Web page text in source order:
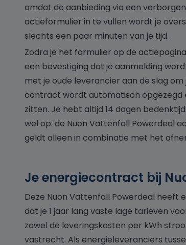
omdat de aanbieding via een
actieformulier in te vullen wordt je
slechts een paar minuten van je tijd.
Zodra je het formulier op de
een bevestiging dat je aanmelding
met je oude leverancier aan de slag
contract wordt automatisch opgezegd
zitten. Je hebt altijd 14 dagen
wel op: de Nuon Vattenfall Powerdeal
geldt alleen in combinatie met het
Je energiecontract bij
Deze Nuon Vattenfall Powerdeal heeft
dat je 1 jaar lang vaste lage tarieven
zowel de leveringskosten per kWh
vastrecht. Als energieleveranciers